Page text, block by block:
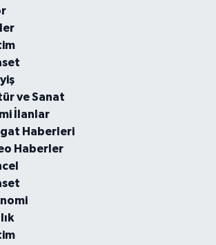
ve Sanat
İlanlar
Haberleri
Haberler